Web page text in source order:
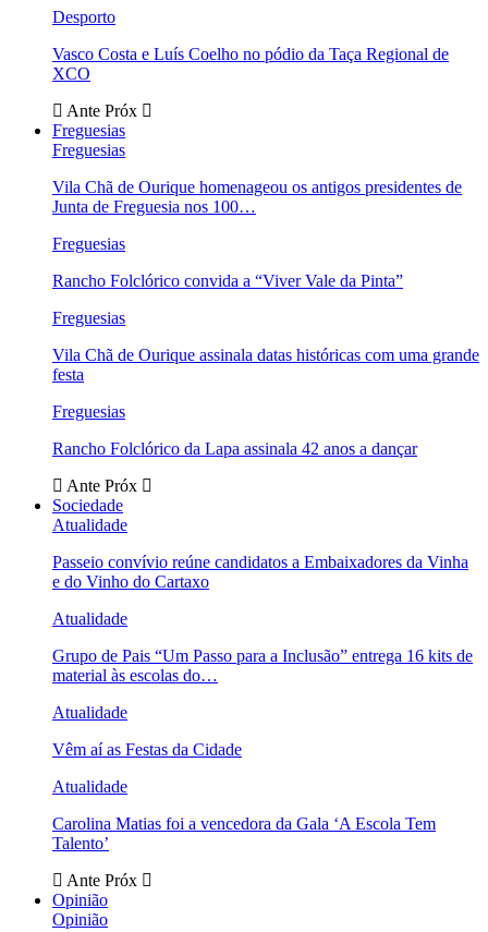
Desporto
Vasco Costa e Luís Coelho no pódio da Taça Regional de
XCO
Ante Próx
Freguesias
Freguesias
Vila Chã de Ourique homenageou os antigos presidentes de
Junta de Freguesia nos 100…
Freguesias
Rancho Folclórico convida a “Viver Vale da Pinta”
Freguesias
Vila Chã de Ourique assinala datas históricas com uma grande
festa
Freguesias
Rancho Folclórico da Lapa assinala 42 anos a dançar
Ante Próx
Sociedade
Atualidade
Passeio convívio reúne candidatos a Embaixadores da Vinha
e do Vinho do Cartaxo
Atualidade
Grupo de Pais “Um Passo para a Inclusão” entrega 16 kits de
material às escolas do…
Atualidade
Vêm aí as Festas da Cidade
Atualidade
Carolina Matias foi a vencedora da Gala ‘A Escola Tem
Talento’
Ante Próx
Opinião
Opinião